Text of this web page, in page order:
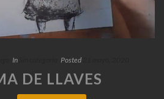
In Posted
DE LLAVES